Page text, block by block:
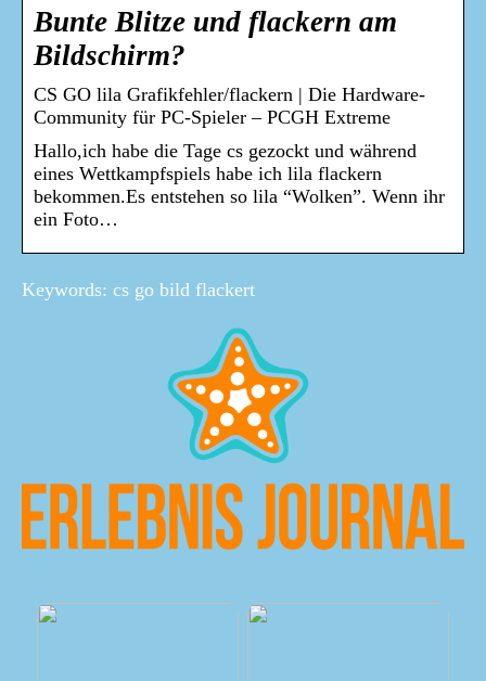
Bunte Blitze und flackern am
Bildschirm?
CS GO lila Grafikfehler/flackern | Die Hardware-
Community für PC-Spieler – PCGH Extreme
Hallo,ich habe die Tage cs gezockt und während
eines Wettkampfspiels habe ich lila flackern
bekommen.Es entstehen so lila “Wolken”. Wenn ihr
ein Foto…
Keywords: cs go bild flackert